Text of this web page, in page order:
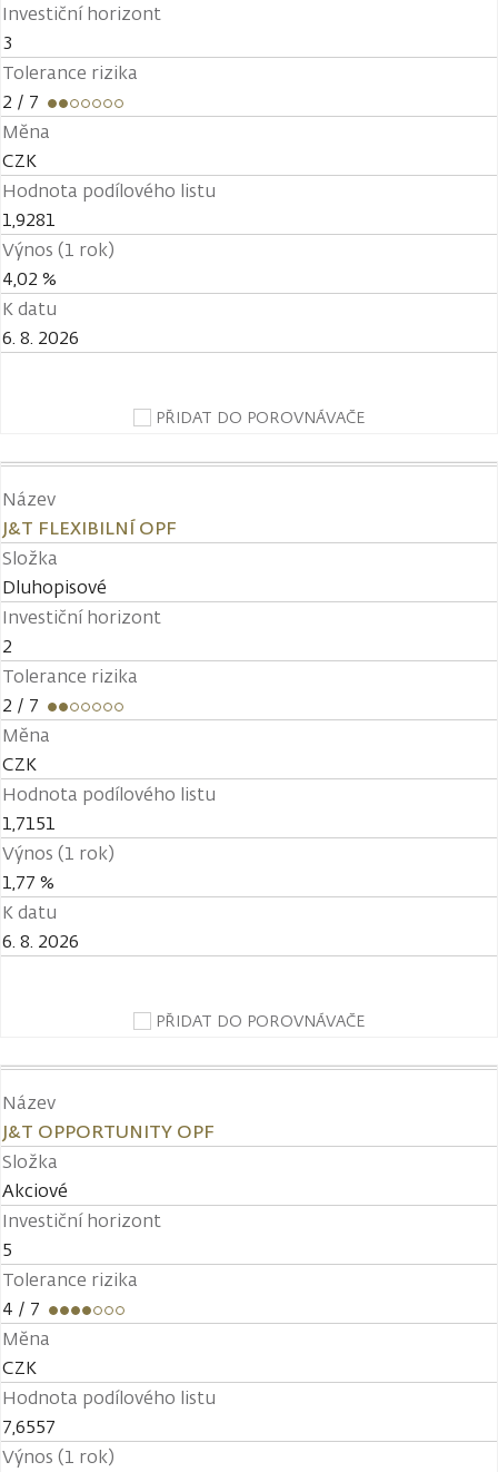
Investiční horizont
3
Tolerance rizika
2 / 7
Měna
CZK
Hodnota podílového listu
1,9281
Výnos (1 rok)
4,02 %
K datu
6. 8. 2026
PŘIDAT DO POROVNÁVAČE
Název
J&T FLEXIBILNÍ OPF
Složka
Dluhopisové
Investiční horizont
2
Tolerance rizika
2 / 7
Měna
CZK
Hodnota podílového listu
1,7151
Výnos (1 rok)
1,77 %
K datu
6. 8. 2026
PŘIDAT DO POROVNÁVAČE
Název
J&T OPPORTUNITY OPF
Složka
Akciové
Investiční horizont
5
Tolerance rizika
4 / 7
Měna
CZK
Hodnota podílového listu
7,6557
Výnos (1 rok)